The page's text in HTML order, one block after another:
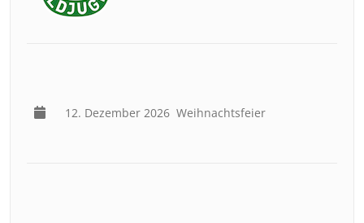
12. Dezember 2026 Weihnachtsfeier